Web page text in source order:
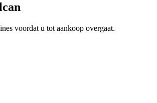
voordat u tot aankoop overgaat.